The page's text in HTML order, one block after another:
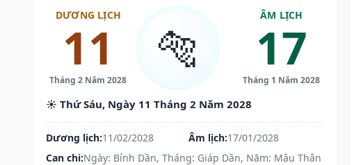
DƯƠNG LỊCH
11
Tháng 2 Năm 2028
🐅
ÂM LỊCH
17
Tháng 1 Năm 2028
☀️ Thứ Sáu, Ngày 11 Tháng 2 Năm 2028
Dương lịch:11/02/2028 Âm lịch:17/01/2028
Can chi:Ngày: Bính Dần, Tháng: Giáp Dần, Năm: Mậu Thân